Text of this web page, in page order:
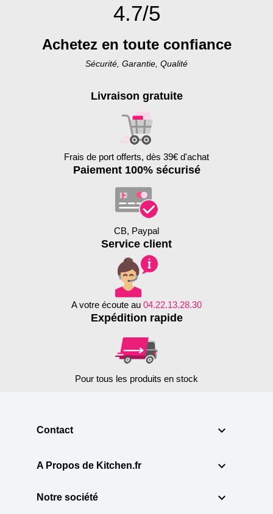
4.7/5
Achetez en toute confiance
Sécurité, Garantie, Qualité
Livraison gratuite
Frais de port offerts, dès 39€ d'achat
Paiement 100% sécurisé
CB, Paypal
Service client
A votre écoute au 04.22.13.28.30
Expédition rapide
Pour tous les produits en stock
Contact 
A Propos de Kitchen.fr 
Notre société 